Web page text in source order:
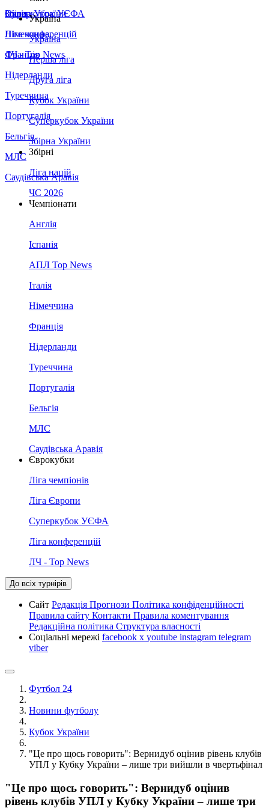
Збірна України
Італія
Німеччина
Франція
Нідерланди
Туреччина
Португалія
Бельгія
МЛС
Саудівська Аравія
Суперкубок УЄФА
Ліга конференцій
ЛЧ - Top News
Україна
Україна
Перша ліга
Друга ліга
Кубок України
Суперкубок України
Збірна України
Збірні
Ліга націй
ЧС 2026
Чемпіонати
Англія
Іспанія
АПЛ Top News
Італія
Німеччина
Франція
Нідерланди
Туреччина
Португалія
Бельгія
МЛС
Саудівська Аравія
Єврокубки
Ліга чемпіонів
Ліга Європи
Суперкубок УЄФА
Ліга конференцій
ЛЧ - Top News
До всіх турнірів
Сайт Редакція Прогнози Політика конфіденційності
Правила сайту Контакти Правила коментування
Редакційна політика Структура власності
Соціальні мережі facebook x youtube instagram telegram
viber
Футбол 24
Новини футболу
Кубок України
"Це про щось говорить": Вернидуб оцінив рівень клубів
УПЛ у Кубку України – лише три вийшли в чвертьфінал
"Це про щось говорить": Вернидуб оцінив
рівень клубів УПЛ у Кубку України – лише три